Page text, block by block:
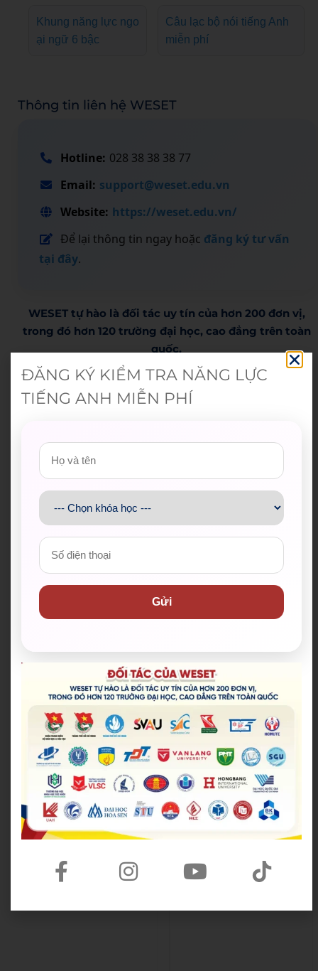
Khung năng lực ngo
ại ngữ 6 bậc
Câu lạc bộ nói tiếng Anh
miễn phí
Thông tin liên hệ WESET
Hotline: 028 38 38 38 77
Email: support@weset.edu.vn
Website: https://weset.edu.vn/
Để lại thông tin ngay hoặc đăng ký tư vấn
tại đây.
WESET tự hào là đối tác uy tín của hơn 200 đơn vị,
trong đó hơn 120 trường đại học, cao đẳng trên toàn
quốc.​
Tổng hợp đối tác của chúng tôi
ĐĂNG KÝ KIỂM TRA NĂNG LỰC
TIẾNG ANH MIỄN PHÍ
Gửi